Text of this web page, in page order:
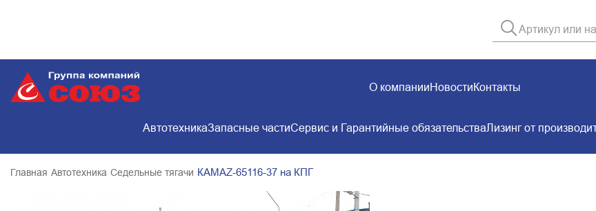
О компанииНовостиКонтакты
АвтотехникаЗапасные частиСервис и Гарантийные обязательстваЛизинг от
Главная Автотехника Седельные тягачи КАМАZ-65116-37 на КПГ